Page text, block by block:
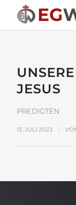
JESUS
PREDIGTEN
13. JULI 2023 /